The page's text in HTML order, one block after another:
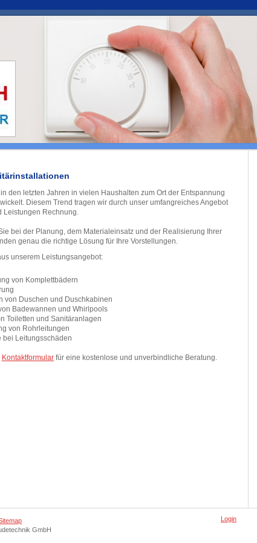
den letzten Jahren in vielen Haushalten zum Ort der Entspannung
Diesem Trend tragen wir durch unser umfangreiches Angebot
Leistungen Rechnung.
bei der Planung, dem Materialeinsatz und der Realisierung Ihrer
genau die richtige Lösung für Ihre Vorstellungen.
unserem Leistungsangebot:
von Komplettbädern
von Duschen und Duschkabinen
Badewannen und Whirlpools
Toiletten und Sanitäranlagen
von Rohrleitungen
bei Leitungsschäden
Kontaktformular für eine kostenlose und unverbindliche Beratung.
GmbH
Login